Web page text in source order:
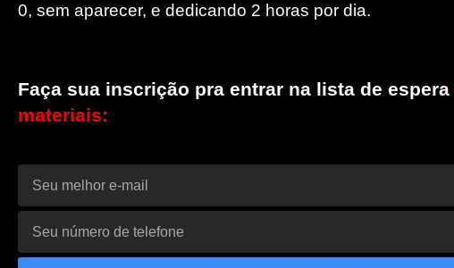
0, sem aparecer, e dedicando 2 horas por dia.
Faça sua inscrição pra entrar na lista de espera
materiais: